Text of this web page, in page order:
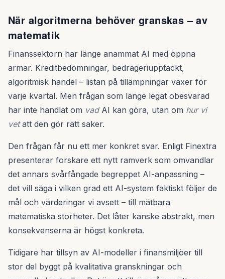
När algoritmerna behöver granskas – av
matematik
Finanssektorn har länge anammat AI med öppna
armar. Kreditbedömningar, bedrägeriupptäckt,
algoritmisk handel – listan på tillämpningar växer för
varje kvartal. Men frågan som länge legat obesvarad
har inte handlat om vadAI kan göra, utan om hur vi
vetatt den gör rätt saker.
Den frågan får nu ett mer konkret svar. Enligt Finextra
presenterar forskare ett nytt ramverk som omvandlar
det annars svårfångade begreppet AI-anpassning –
det vill säga i vilken grad ett AI-system faktiskt följer de
mål och värderingar vi avsett – till mätbara
matematiska storheter. Det låter kanske abstrakt, men
konsekvenserna är högst konkreta.
Tidigare har tillsyn av AI-modeller i finansmiljöer till
stor del byggt på kvalitativa granskningar och